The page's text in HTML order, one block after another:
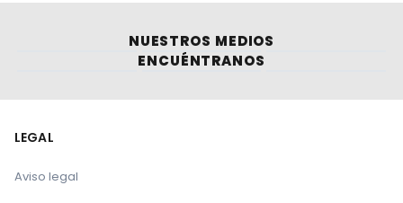
NUESTROS MEDIOS
ENCUÉNTRANOS
LEGAL
Aviso legal